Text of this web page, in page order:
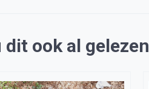
dit ook al gelezen